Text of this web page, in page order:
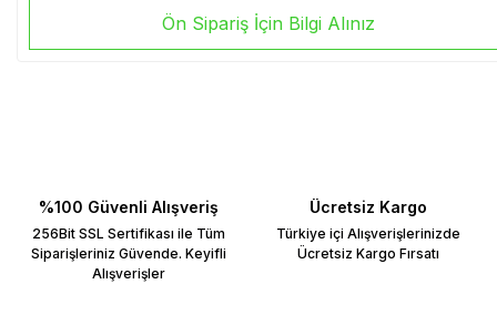
Ön Sipariş İçin Bilgi Alınız
%100 Güvenli Alışveriş
256Bit SSL Sertifikası ile Tüm
Siparişleriniz Güvende. Keyifli
Alışverişler
Ücretsiz Kargo
Türkiye içi Alışverişlerinizde
Ücretsiz Kargo Fırsatı